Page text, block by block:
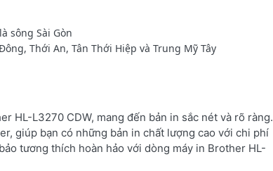
sông Sài Gòn
Thới An, Tân Thới Hiệp và Trung Mỹ Tây
HL-L3270 CDW, mang đến bản in sắc nét và rõ ràng.
giúp bạn có những bản in chất lượng cao với chi phí
tương thích hoàn hảo với dòng máy in Brother HL-